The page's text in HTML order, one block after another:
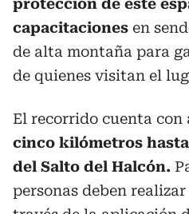
capacitaciones en
de alta montaña para
de quienes visitan el
El recorrido cuenta
cinco kilómetros
del Salto del Halcón.
personas deben